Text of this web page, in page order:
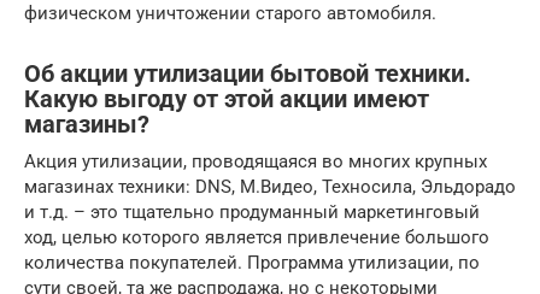
физическом уничтожении старого автомобиля.
Об акции утилизации бытовой техники.
Какую выгоду от этой акции имеют
магазины?
Акция утилизации, проводящаяся во многих крупных
магазинах техники: DNS, М.Видео, Техносила, Эльдорадо
и т.д. – это тщательно продуманный маркетинговый
ход, целью которого является привлечение большого
количества покупателей. Программа утилизации, по
сути своей, та же распродажа, но с некоторыми